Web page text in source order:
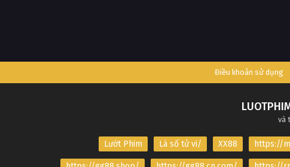
Điều khoản sử dụng
và
Lướt Phim Lá số tử vi/ XX88 https://